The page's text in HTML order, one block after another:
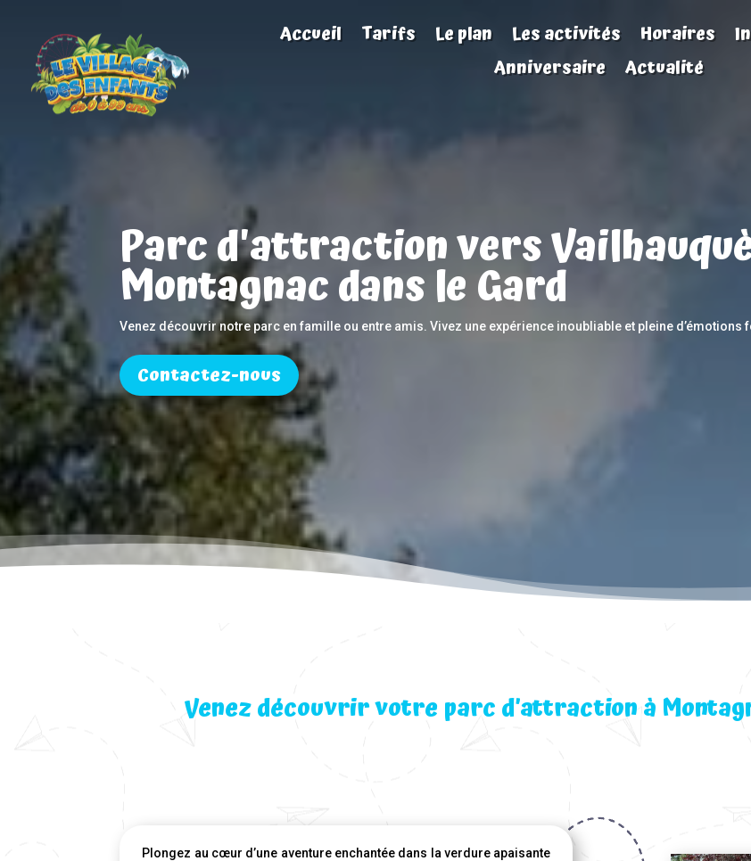
Accueil Tarifs Le plan Les activités Horaires
Anniversaire
Actualité
Parc d'attraction vers
Montagnac dans le Gard
Venez découvrir notre parc en famille ou entre amis. Vivez une expérience inoubliable et pleine d’émotions
Contactez-nous
Venez découvrir votre parc d’attraction à
Plongez au cœur d’une aventure enchantée dans la verdure apaisante